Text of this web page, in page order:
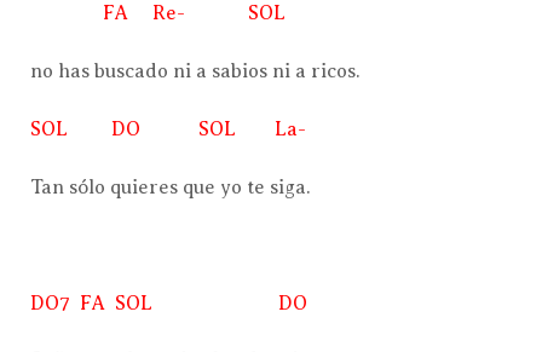
FA Re- SOL
no has buscado ni a sabios ni a ricos.
SOL DO SOL La-
Tan sólo quieres que yo te siga.
DO7 FA SOL DO